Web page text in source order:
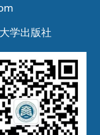
学出版社